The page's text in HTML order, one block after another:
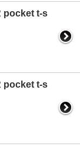
pocket t-s
pocket t-s